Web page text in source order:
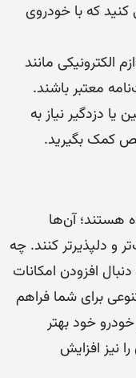
که با خودروی
الکترونیکی مانند
معتبر باشند.
یا دزدگیر نیاز به
کمک بگیرید.
هستند؛ آن‌ها
و دلپذیرتر کنند. چه
افزودن امکانات
برای شما فراهم
خودرو خود بهتر
نیز افزایش